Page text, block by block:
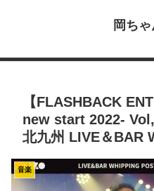
岡ち
【FLASHBACK
new start 2022-
北九州 LIVE＆BAR
音楽